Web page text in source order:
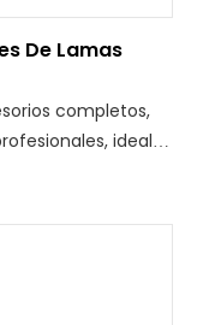
De Lamas
completos,
ideal
dual permite
modos